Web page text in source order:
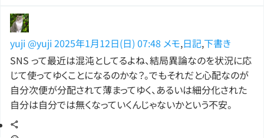
yuji @yuji2025年1月12日(日) 07:48 メモ,日記,下書き
SNS って最近は混沌としてるよね、結局異論なのを状況に応
じて使ってゆくことになるのかな？。でもそれだと心配なのが
自分次便が分配されて薄まってゆく、あるいは細分化された
自分は自分では無くなっていくんじゃないかという不安。